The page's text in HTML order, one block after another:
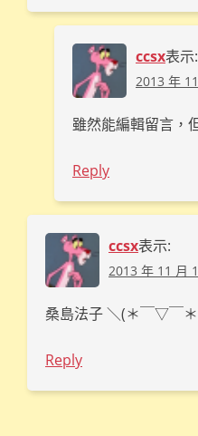
ccsx表示:
2013 年
雖然能編輯留言，
Reply
ccsx表示:
2013 年 11 月
桑島法子 ＼(＊￣▽￣
Reply